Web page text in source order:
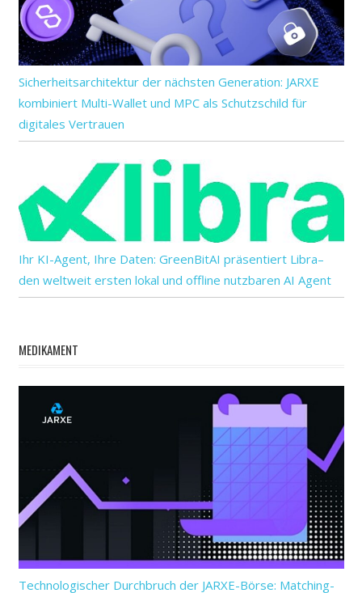
Sicherheitsarchitektur der nächsten Generation: JARXE
kombiniert Multi-Wallet und MPC als Schutzschild für
digitales Vertrauen
Ihr KI-Agent, Ihre Daten: GreenBitAI präsentiert Libra–
den weltweit ersten lokal und offline nutzbaren AI Agent
MEDIKAMENT
Technologischer Durchbruch der JARXE-Börse: Matching-